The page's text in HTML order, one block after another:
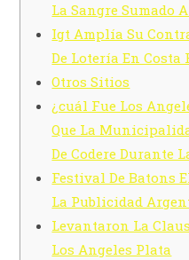
La Sangre Sumado
Igt Amplía Su
De Lotería En Costa
Otros Sitios
¿cuál Fue Los
Que La
De Codere Durante
Festival De Batons
La Publicidad
Levantaron La
Los Angeles Plata